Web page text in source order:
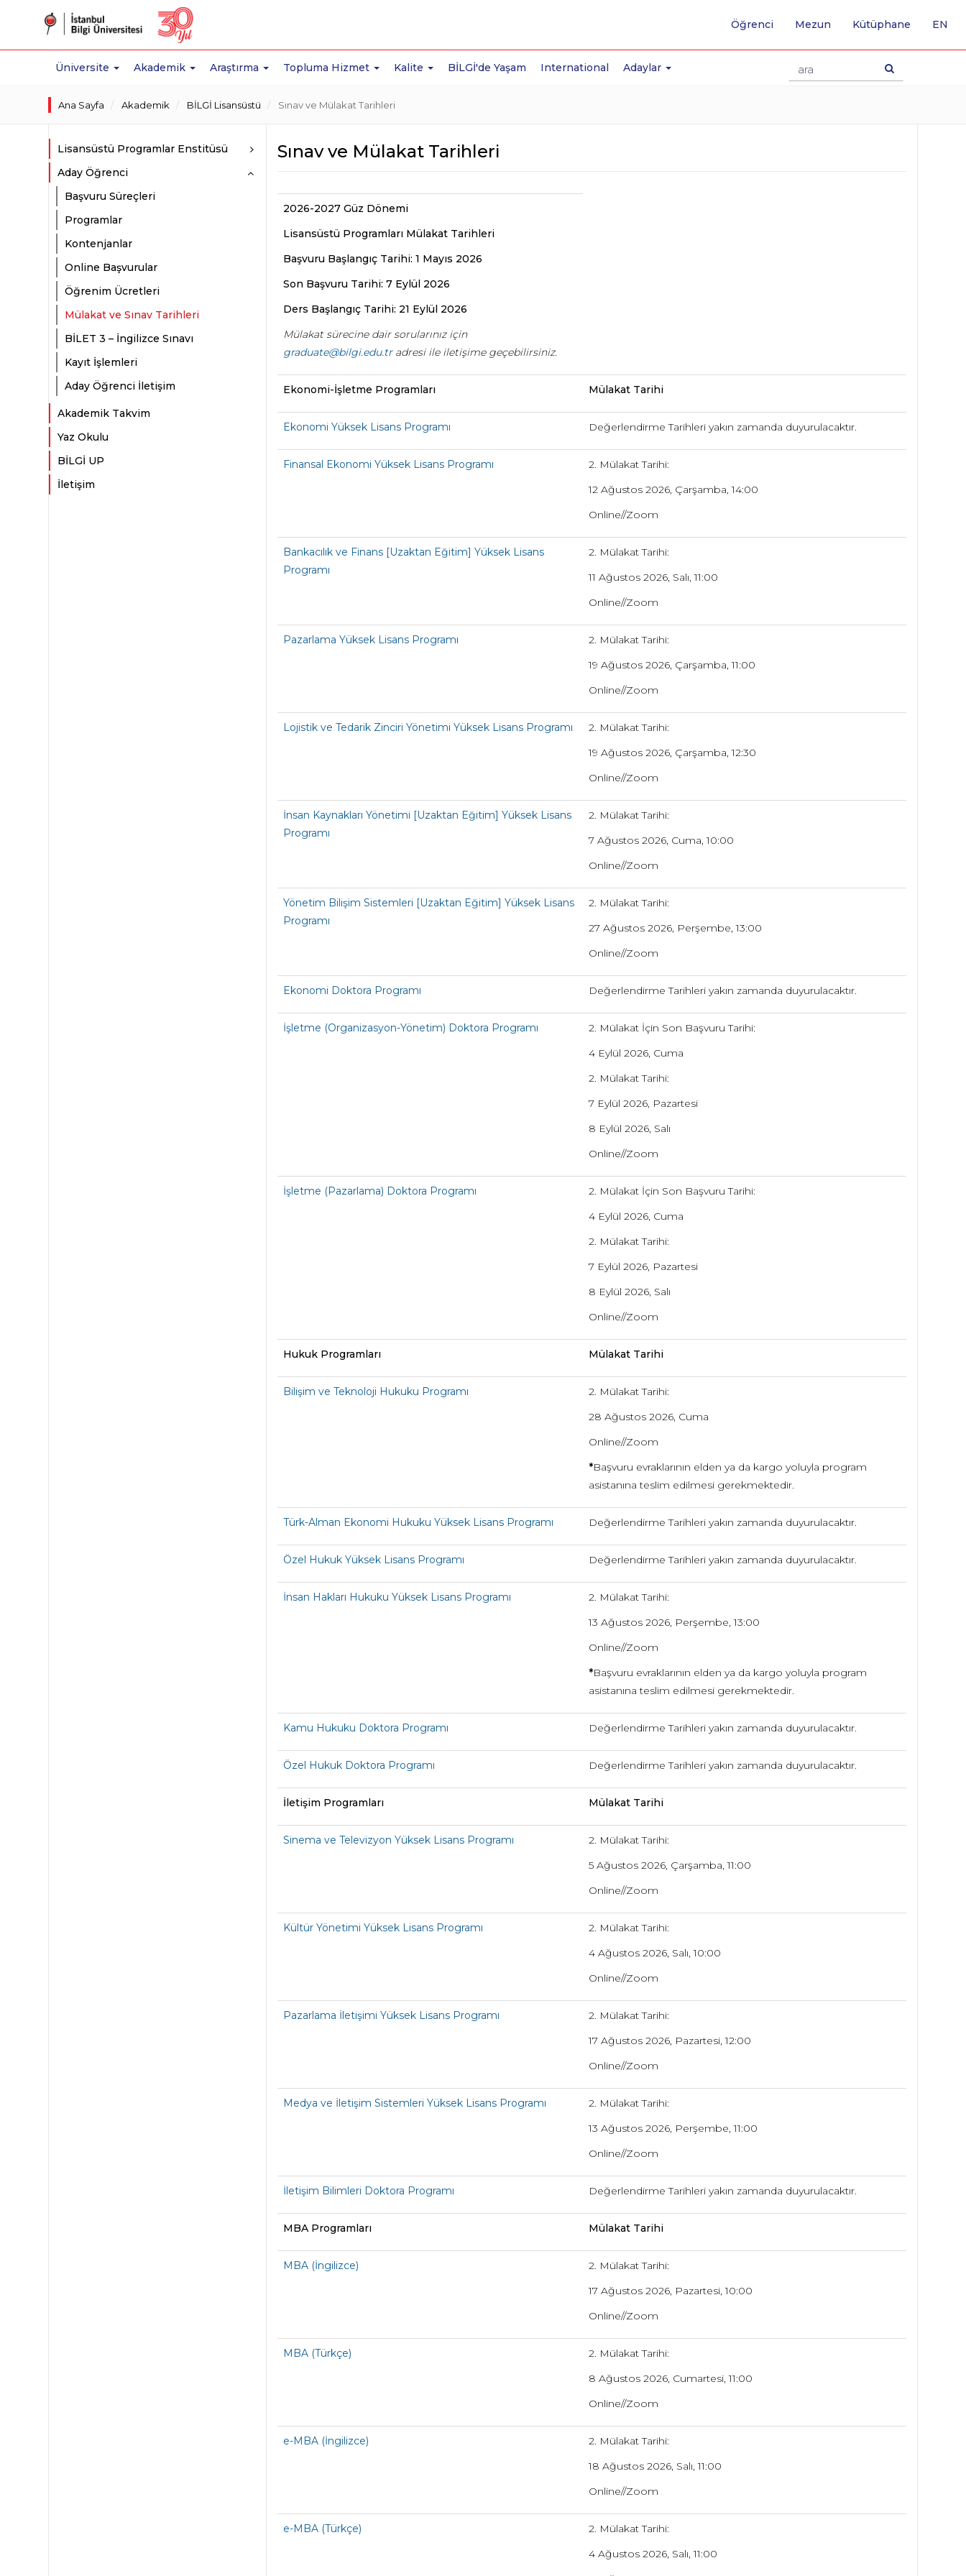
Üniversite Akademik Araştırma Topluma Hizmet Kalite BİLGİ'de Yaşam International Adaylar
Öğrenci Mezun Kütüphane EN
Ana Sayfa Akademik BİLGİ Lisansüstü Sınav ve Mülakat Tarihleri
Lisansüstü Programlar Enstitüsü
Aday Öğrenci
Başvuru Süreçleri
Programlar
Kontenjanlar
Online Başvurular
Öğrenim Ücretleri
Mülakat ve Sınav Tarihleri
BİLET 3 – İngilizce Sınavı
Kayıt İşlemleri
Aday Öğrenci İletişim
Akademik Takvim
Yaz Okulu
BİLGİ UP
İletişim
Sınav ve Mülakat Tarihleri
2026-2027 Güz Dönemi
Lisansüstü Programları Mülakat Tarihleri
Başvuru Başlangıç Tarihi: 1 Mayıs 2026
Son Başvuru Tarihi: 7 Eylül 2026
Ders Başlangıç Tarihi: 21 Eylül 2026
Mülakat sürecine dair sorularınız için
graduate@bilgi.edu.tradresi ile iletişime geçebilirsiniz.
Ekonomi-İşletme Programları Mülakat Tarihi
Ekonomi Yüksek Lisans Programı Değerlendirme Tarihleri yakın zamanda duyurulacaktır.
Finansal Ekonomi Yüksek Lisans Programı
2. Mülakat Tarihi:
12 Ağustos 2026, Çarşamba, 14:00
Online//Zoom
Bankacılık ve Finans [Uzaktan Eğitim] Yüksek Lisans
Programı
2. Mülakat Tarihi:
11 Ağustos 2026, Salı, 11:00
Online//Zoom
Pazarlama Yüksek Lisans Programı
2. Mülakat Tarihi:
19 Ağustos 2026, Çarşamba, 11:00
Online//Zoom
Lojistik ve Tedarik Zinciri Yönetimi Yüksek Lisans Programı
2. Mülakat Tarihi:
19 Ağustos 2026, Çarşamba, 12:30
Online//Zoom
İnsan Kaynakları Yönetimi [Uzaktan Eğitim] Yüksek Lisans
Programı
2. Mülakat Tarihi:
7 Ağustos 2026, Cuma, 10:00
Online//Zoom
Yönetim Bilişim Sistemleri [Uzaktan Eğitim] Yüksek Lisans
Programı
2. Mülakat Tarihi:
27 Ağustos 2026, Perşembe, 13:00
Online//Zoom
Ekonomi Doktora Programı Değerlendirme Tarihleri yakın zamanda duyurulacaktır.
İşletme (Organizasyon-Yönetim) Doktora Programı
2. Mülakat İçin Son Başvuru Tarihi:
4 Eylül 2026, Cuma
2. Mülakat Tarihi:
7 Eylül 2026, Pazartesi
8 Eylül 2026, Salı
Online//Zoom
İşletme (Pazarlama) Doktora Programı
2. Mülakat İçin Son Başvuru Tarihi:
4 Eylül 2026, Cuma
2. Mülakat Tarihi:
7 Eylül 2026, Pazartesi
8 Eylül 2026, Salı
Online//Zoom
Hukuk Programları Mülakat Tarihi
Bilişim ve Teknoloji Hukuku Programı
2. Mülakat Tarihi:
28 Ağustos 2026, Cuma
Online//Zoom
*Başvuru evraklarının elden ya da kargo yoluyla program
asistanına teslim edilmesi gerekmektedir.
Türk-Alman Ekonomi Hukuku Yüksek Lisans Programı Değerlendirme Tarihleri yakın zamanda duyurulacaktır.
Özel Hukuk Yüksek Lisans Programı Değerlendirme Tarihleri yakın zamanda duyurulacaktır.
İnsan Hakları Hukuku Yüksek Lisans Programı
2. Mülakat Tarihi:
13 Ağustos 2026, Perşembe, 13:00
Online//Zoom
*Başvuru evraklarının elden ya da kargo yoluyla program
asistanına teslim edilmesi gerekmektedir.
Kamu Hukuku Doktora Programı Değerlendirme Tarihleri yakın zamanda duyurulacaktır.
Özel Hukuk Doktora Programı Değerlendirme Tarihleri yakın zamanda duyurulacaktır.
İletişim Programları Mülakat Tarihi
Sinema ve Televizyon Yüksek Lisans Programı
2. Mülakat Tarihi:
5 Ağustos 2026, Çarşamba, 11:00
Online//Zoom
Kültür Yönetimi Yüksek Lisans Programı
2. Mülakat Tarihi:
4 Ağustos 2026, Salı, 10:00
Online//Zoom
Pazarlama İletişimi Yüksek Lisans Programı
2. Mülakat Tarihi:
17 Ağustos 2026, Pazartesi, 12:00
Online//Zoom
Medya ve İletişim Sistemleri Yüksek Lisans Programı
2. Mülakat Tarihi:
13 Ağustos 2026, Perşembe, 11:00
Online//Zoom
İletişim Bilimleri Doktora Programı Değerlendirme Tarihleri yakın zamanda duyurulacaktır.
MBA Programları Mülakat Tarihi
MBA (İngilizce)
2. Mülakat Tarihi:
17 Ağustos 2026, Pazartesi, 10:00
Online//Zoom
MBA (Türkçe)
2. Mülakat Tarihi:
8 Ağustos 2026, Cumartesi, 11:00
Online//Zoom
e-MBA (İngilizce)
2. Mülakat Tarihi:
18 Ağustos 2026, Salı, 11:00
Online//Zoom
e-MBA (Türkçe)
2. Mülakat Tarihi:
4 Ağustos 2026, Salı, 11:00